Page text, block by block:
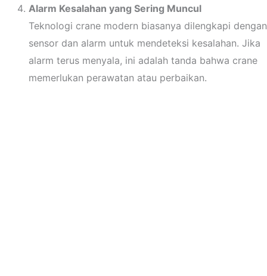
Alarm Kesalahan yang Sering Muncul
Teknologi crane modern biasanya dilengkapi dengan
sensor dan alarm untuk mendeteksi kesalahan. Jika
alarm terus menyala, ini adalah tanda bahwa crane
memerlukan perawatan atau perbaikan.